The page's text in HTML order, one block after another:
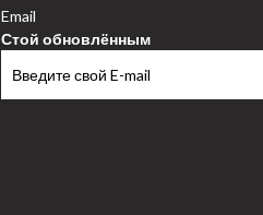
Email
Стой обновлённым